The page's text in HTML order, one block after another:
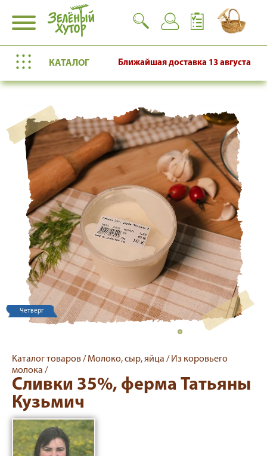
КАТАЛОГ Ближайшая доставка 13 августа
Четверг
Каталог товаров / Молоко, сыр, яйца / Из коровьего
молока /
Сливки 35%, ферма Татьяны
Кузьмич